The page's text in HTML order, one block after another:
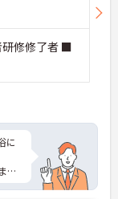
修修了者 ■
に
す